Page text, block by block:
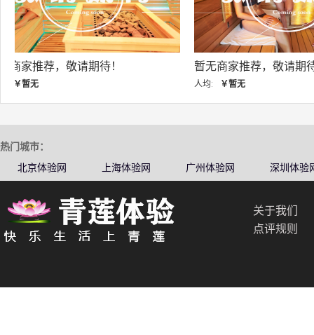
暂无商家推荐，敬请期待！
人均:
暂无商家推荐，
人均:
热门城市：
北京体验网
上海体验网 广州体验网 深圳体验
关于我们
点评规则